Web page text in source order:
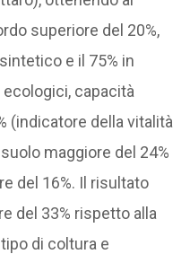
superiore del 20%,
e il 75% in
capacità
(indicatore della vitalità
maggiore del 24%
del 16%. Il risultato
del 33% rispetto alla
di coltura e